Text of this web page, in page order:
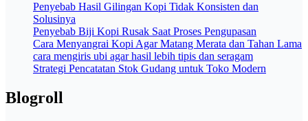
Penyebab Hasil Gilingan Kopi Tidak Konsisten dan
Solusinya
Penyebab Biji Kopi Rusak Saat Proses Pengupasan
Cara Menyangrai Kopi Agar Matang Merata dan Tahan Lama
cara mengiris ubi agar hasil lebih tipis dan seragam
Strategi Pencatatan Stok Gudang untuk Toko Modern
Blogroll